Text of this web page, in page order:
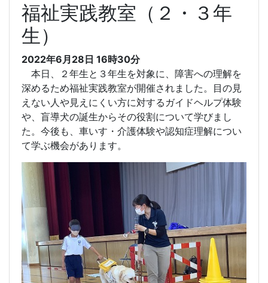
福祉実践教室（２・３年
生）
2022年6月28日 16時30分
本日、２年生と３年生を対象に、障害への理解を
深めるため福祉実践教室が開催されました。目の見
えない人や見えにくい方に対するガイドヘルプ体験
や、盲導犬の誕生からその役割について学びまし
た。今後も、車いす・介護体験や認知症理解につい
て学ぶ機会があります。